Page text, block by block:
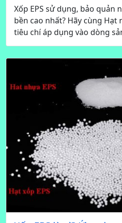
Xốp EPS sử dụng, bảo quản
bền cao nhất? Hãy cùng Hạt
tiêu chí áp dụng vào dòng